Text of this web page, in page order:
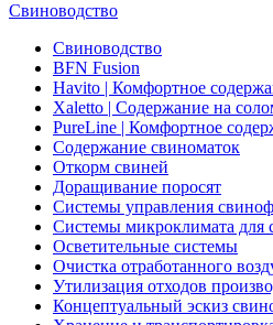
Свиноводство
Свиноводство
BFN Fusion
Havito | Комфортное
Xaletto | Содержание на
PureLine | Комфортное
Содержание свиноматок
Откорм свиней
Доращивание поросят
Системы управления
Системы микроклимата для
Осветительные системы
Очистка отработанного
Утилизация отходов
Концептуальный эскиз